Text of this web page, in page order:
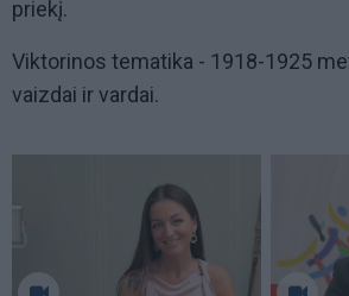
priekį.
Viktorinos tematika - 1918-1925
vaizdai ir vardai.